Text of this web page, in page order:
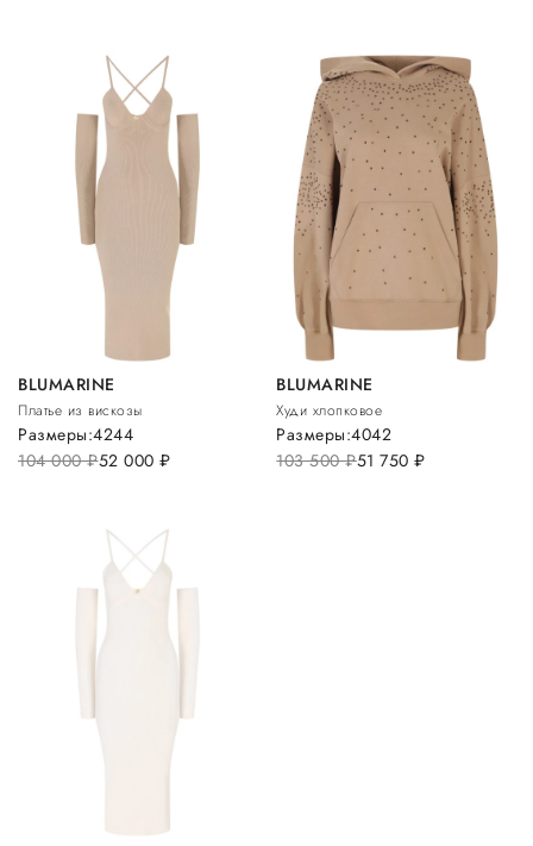
BLUMARINE
Платье из вискозы
104 000руб.52 000 руб.
Размеры:4244
BLUMARINE
Худи хлопковое
103 500руб.51 750руб.
Размеры:4042